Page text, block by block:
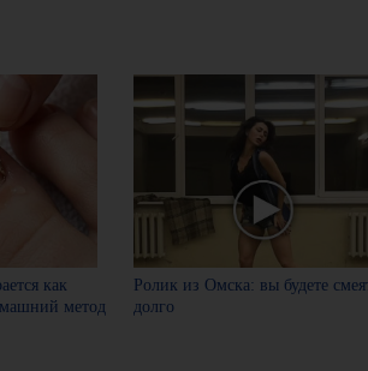
как
метод
Ролик из Омска: вы будете
долго